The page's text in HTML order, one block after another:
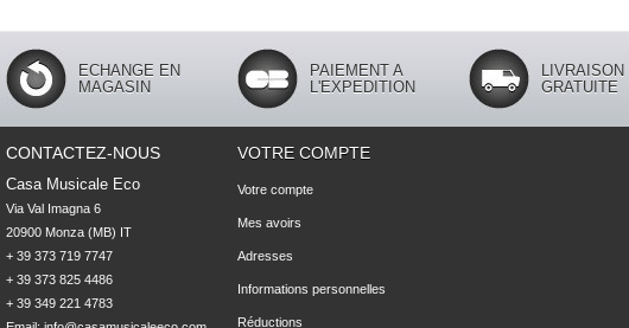
ECHANGE EN
MAGASIN
PAIEMENT A
L'EXPEDITION
LIVRAISON
GRATUITE
CONTACTEZ-NOUS
Casa Musicale Eco
Via Val Imagna 6
20900 Monza (MB) IT
+ 39 373 719 7747
+ 39 373 825 4486
+ 39 349 221 4783
VOTRE COMPTE
Votre compte
Mes avoirs
Adresses
Informations personnelles
Réductions